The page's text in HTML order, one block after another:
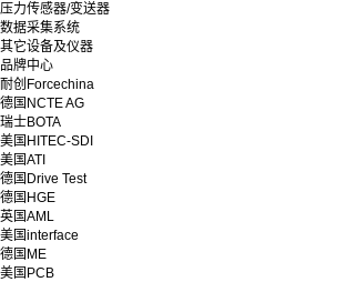
压力传感器/变送器
数据采集系统
其它设备及仪器
品牌中心
耐创Forcechina
德国NCTE AG
瑞士BOTA
美国HITEC-SDI
美国ATI
德国Drive Test
德国HGE
英国AML
美国interface
德国ME
美国PCB